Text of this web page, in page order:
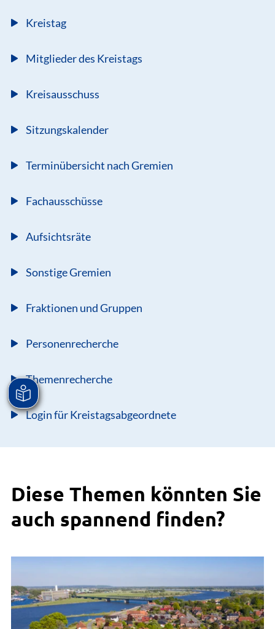
Kreistag
Mitglieder des Kreistags
Kreisausschuss
Sitzungskalender
Terminübersicht nach Gremien
Fachausschüsse
Aufsichtsräte
Sonstige Gremien
Fraktionen und Gruppen
Personenrecherche
Themenrecherche
Login für Kreistagsabgeordnete
Diese Themen könnten Sie
auch spannend finden?